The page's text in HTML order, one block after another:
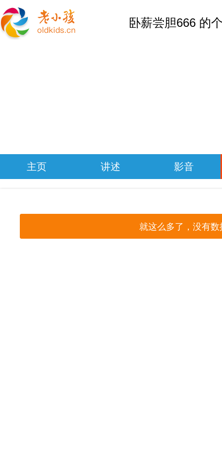
卧薪尝胆666 的
主页 讲述 影音
就这么多了，没有数